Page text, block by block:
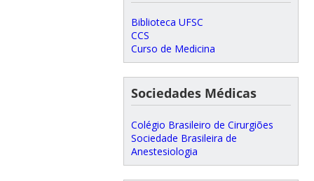
Biblioteca UFSC
CCS
Curso de Medicina
Sociedades Médicas
Colégio Brasileiro de Cirurgiões
Sociedade Brasileira de
Anestesiologia